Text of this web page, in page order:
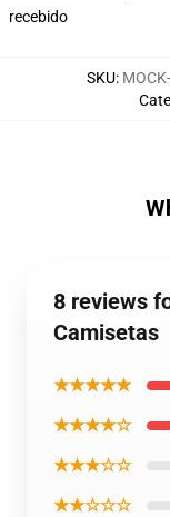
recebido
SKU:
8 reviews
Camisetas
★★★★★
★★★★☆
★★★☆☆
★★☆☆☆